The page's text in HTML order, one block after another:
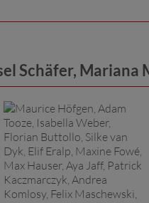
Schäfer, Mariana